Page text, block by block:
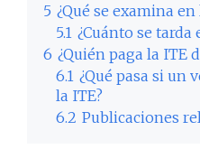
5 ¿Qué se examina en
5.1 ¿Cuánto se tarda
6 ¿Quién paga la ITE
6.1 ¿Qué pasa si un
la ITE?
6.2 Publicaciones